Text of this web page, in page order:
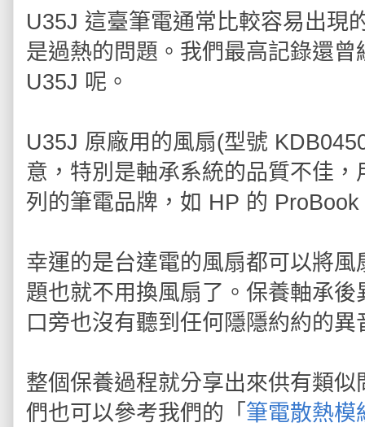
U35J 這臺筆電通常比較容易出現
是過熱的問題。我們最高記錄還
U35J 呢。
U35J 原廠用的風扇(型號
意，特別是軸承系統的品質不佳
列的筆電品牌，如 HP 的
幸運的是台達電的風扇都可以將
題也就不用換風扇了。保養軸承
口旁也沒有聽到任何隱隱約約的異
整個保養過程就分享出來供有類
們也可以參考我們的「 筆電散熱模